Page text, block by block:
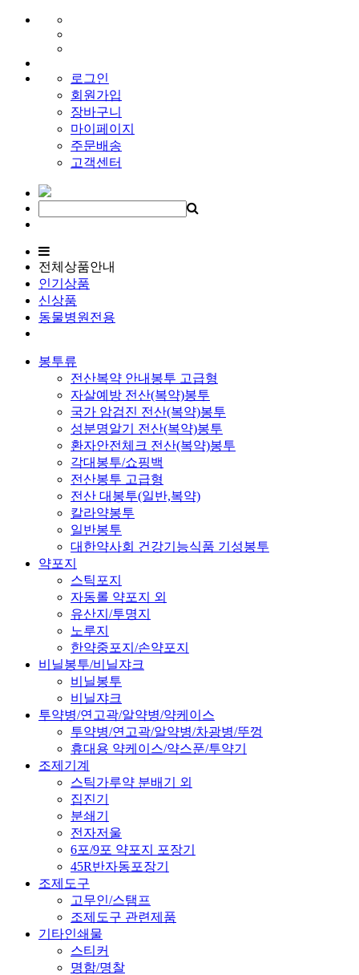
로그인
회원가입
장바구니
마이페이지
주문배송
고객센터
전체상품안내
인기상품
신상품
동물병원전용
봉투류
전산복약 안내봉투 고급형
자살예방 전산(복약)봉투
국가 암검진 전산(복약)봉투
성분명알기 전산(복약)봉투
환자안전체크 전산(복약)봉투
각대봉투/쇼핑백
전산봉투 고급형
전산 대봉투(일반,복약)
칼라약봉투
일반봉투
대한약사회 건강기능식품 기성봉투
약포지
스틱포지
자동롤 약포지 외
유산지/투명지
노루지
한약중포지/손약포지
비닐봉투/비닐쟈크
비닐봉투
비닐쟈크
투약병/연고곽/알약병/약케이스
투약병/연고곽/알약병/차광병/뚜껑
휴대용 약케이스/약스푼/투약기
조제기계
스틱가루약 분배기 외
집진기
분쇄기
전자저울
6포/9포 약포지 포장기
45R반자동포장기
조제도구
고무인/스탬프
조제도구 관련제품
기타인쇄물
스티커
명함/명찰